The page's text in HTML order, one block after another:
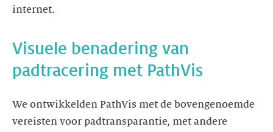
internet.
Visuele benadering van
padtracering met PathVis
We ontwikkelden PathVis met de bovengenoemde
vereisten voor padtransparantie, met andere